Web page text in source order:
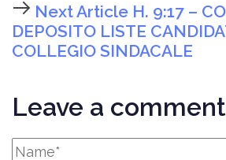
Next Article H. 9:17 –
DEPOSITO LISTE
COLLEGIO SINDACALE
Leave a comment